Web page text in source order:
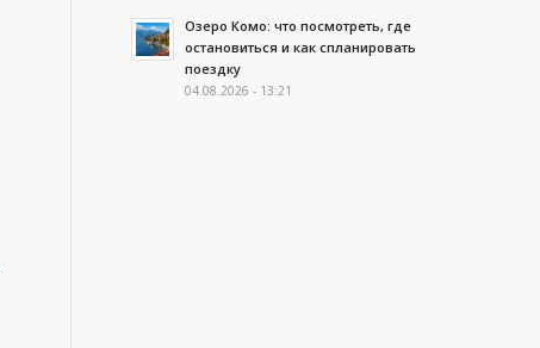
Озеро Комо: что посмотреть, где
остановиться и как спланировать
поездку
04.08.2026 - 13:21